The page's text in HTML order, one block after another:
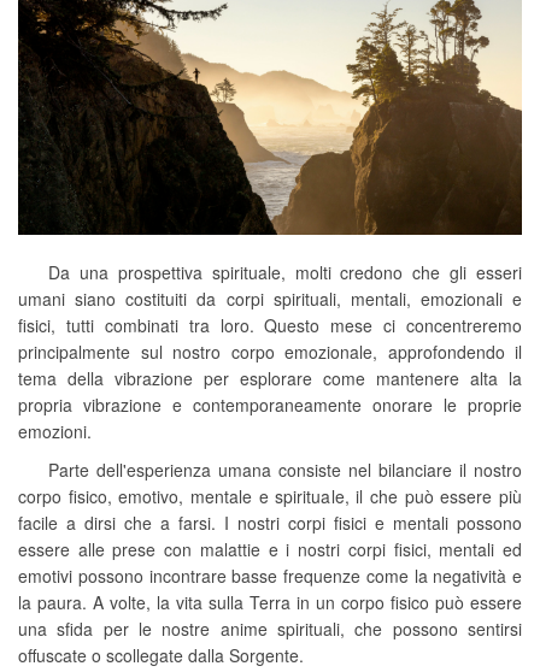
Da una prospettiva spirituale, molti credono che gli esseri
umani siano costituiti da corpi spirituali, mentali, emozionali e
fisici, tutti combinati tra loro. Questo mese ci concentreremo
principalmente sul nostro corpo emozionale, approfondendo il
tema della vibrazione per esplorare come mantenere alta la
propria vibrazione e contemporaneamente onorare le proprie
emozioni.
Parte dell'esperienza umana consiste nel bilanciare il nostro
corpo fisico, emotivo, mentale e spirituale, il che può essere più
facile a dirsi che a farsi. I nostri corpi fisici e mentali possono
essere alle prese con malattie e i nostri corpi fisici, mentali ed
emotivi possono incontrare basse frequenze come la negatività e
la paura. A volte, la vita sulla Terra in un corpo fisico può essere
una sfida per le nostre anime spirituali, che possono sentirsi
offuscate o scollegate dalla Sorgente.